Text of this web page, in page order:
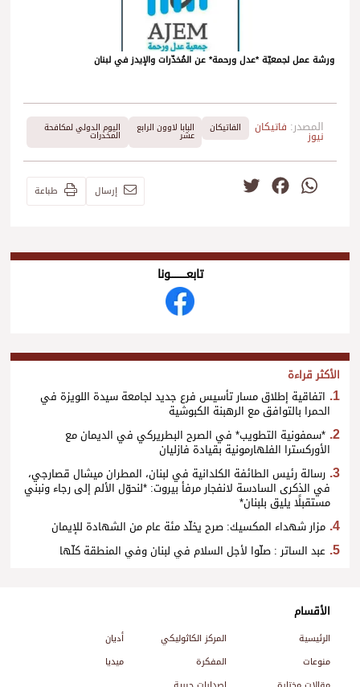
ورشة عمل لجمعيّة *عدل ورحمة* عن المُخدّرات والإيدز في لبنان
المصدر: فاتيكان
نيوز
الفاتيكان البابا لاوون الرابع
عشر
اليوم الدولي لمكافحة
المخدرات
WhatsApp
Facebook إرسال طباعة
تابعــــــــــونا
الأكثر قراءة
اتفاقية إطلاق مسار تأسيس فرع جديد لجامعة سيدة اللويزة في
الحمرا بالتوافق مع الرهبنة الكبوشية
*سمفونية التطويب* في الصرح البطريركي في الديمان مع
الأوركسترا الفلهارمونية بقيادة فازليان
رسالة رئيس الطائفة الكلدانية في لبنان، المطران ميشال قصارجي،
في الذكرى السادسة لانفجار مرفأ بيروت: *لنحوّل الألم إلى رجاء ونبني
مستقبلًا يليق بلبنان*
مزار شهداء المكسيك: صرح يخلّد مئة عام من الشهادة للإيمان
عبد الساتر : صلّوا لأجل السلام في لبنان وفي المنطقة كلّها
الأقسام
الرئيسية المركز الكاثوليكي
أديان
منوعات
المفكرة
ميديا